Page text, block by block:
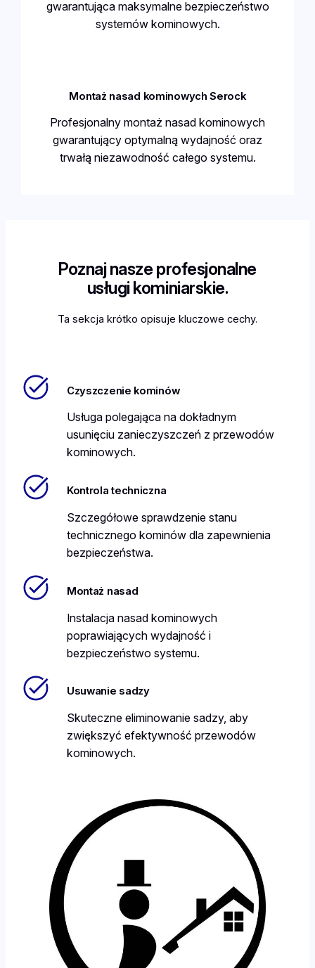
gwarantująca maksymalne bezpieczeństwo
systemów kominowych.
Montaż nasad kominowych Serock
Profesjonalny montaż nasad kominowych
gwarantujący optymalną wydajność oraz
trwałą niezawodność całego systemu.
Poznaj nasze profesjonalne
usługi kominiarskie.
Ta sekcja krótko opisuje kluczowe cechy.
Czyszczenie kominów
Usługa polegająca na dokładnym
usunięciu zanieczyszczeń z przewodów
kominowych.
Kontrola techniczna
Szczegółowe sprawdzenie stanu
technicznego kominów dla zapewnienia
bezpieczeństwa.
Montaż nasad
Instalacja nasad kominowych
poprawiających wydajność i
bezpieczeństwo systemu.
Usuwanie sadzy
Skuteczne eliminowanie sadzy, aby
zwiększyć efektywność przewodów
kominowych.